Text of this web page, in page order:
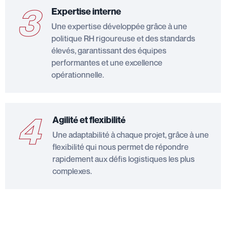
3 Expertise interne
Une expertise développée grâce à une
politique RH rigoureuse et des standards
élevés, garantissant des équipes
performantes et une excellence
opérationnelle.
4 Agilité et flexibilité
Une adaptabilité à chaque projet, grâce à une
flexibilité qui nous permet de répondre
rapidement aux défis logistiques les plus
complexes.